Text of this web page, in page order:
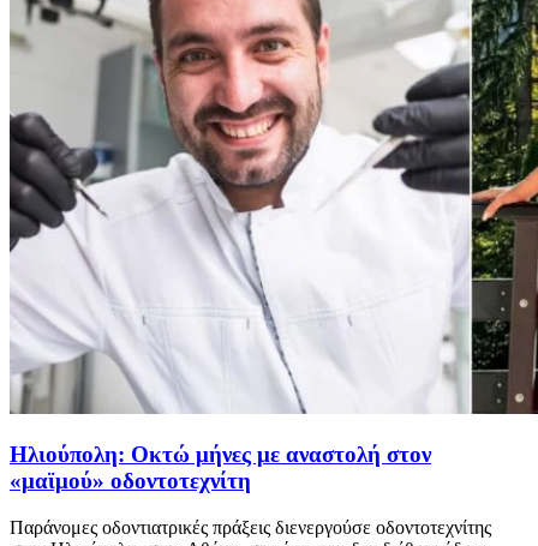
Ηλιούπολη: Οκτώ μήνες με αναστολή στον
«μαϊμού» οδοντοτεχνίτη
Παράνομες οδοντιατρικές πράξεις διενεργούσε οδοντοτεχνίτης